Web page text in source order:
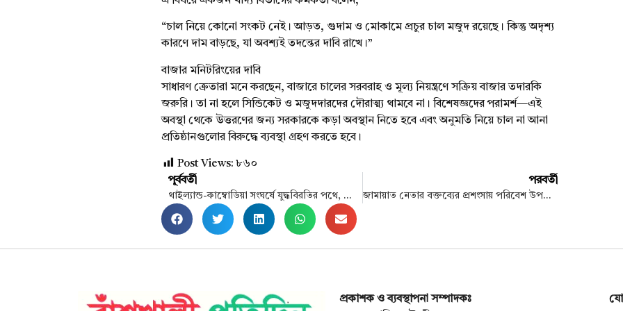
“চাল নিয়ে কোনো সংকট নেই। আড়ত, গুদাম ও মোকামে প্রচুর চাল মজুদ রয়েছে। কিন্তু অদৃশ্য
কারণে দাম বাড়ছে, যা অবশ্যই তদন্তের দাবি রাখে।”
বাজার মনিটরিংয়ের দাবি
সাধারণ ক্রেতারা মনে করছেন, বাজারে চালের সরবরাহ ও মূল্য নিয়ন্ত্রণে সক্রিয় বাজার তদারকি
জরুরি। তা না হলে সিন্ডিকেট ও মজুদদারদের দৌরাত্ম্য থামবে না। বিশেষজ্ঞদের পরামর্শ—এই
অবস্থা থেকে উত্তরণের জন্য সরকারকে কড়া অবস্থান নিতে হবে এবং অনুমতি নিয়ে চাল না আনা
প্রতিষ্ঠানগুলোর বিরুদ্ধে ব্যবস্থা গ্রহণ করতে হবে।
Post Views: ৮৬০
পূর্ববর্তী
থাইল্যান্ড-কাম্বোডিয়া সংঘর্ষে যুদ্ধবিরতির পথে, ফোনালাপে রাজি করালেন ট্রাম্প
পরবর্তী
জামায়াত নেতার বক্তব্যের প্রশংসায় পরিবেশ উপদেষ্টা
প্রকাশক ও ব্যবস্থাপনা সম্পাদকঃ